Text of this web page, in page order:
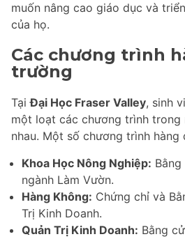
muốn nâng cao giáo dục và
của họ.
Các chương trình
trường
TạiĐại Học Fraser Valley, sinh
một loạt các chương trình trong
nhau. Một số chương trình hàng
Khoa Học Nông Nghiệp:
ngành Làm Vườn.
Hàng Không: Chứng chỉ và
Trị Kinh Doanh.
Quản Trị Kinh Doanh: Bằng